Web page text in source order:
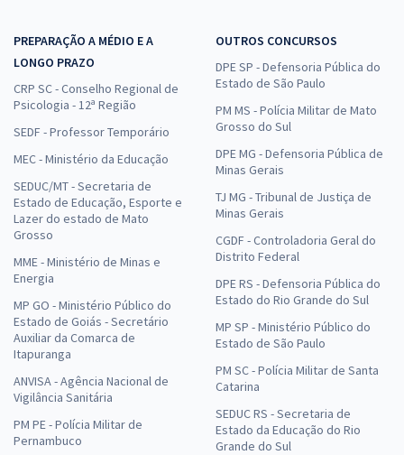
PREPARAÇÃO A MÉDIO E A
LONGO PRAZO
CRP SC - Conselho Regional de
Psicologia - 12ª Região
SEDF - Professor Temporário
MEC - Ministério da Educação
SEDUC/MT - Secretaria de
Estado de Educação, Esporte e
Lazer do estado de Mato
Grosso
MME - Ministério de Minas e
Energia
MP GO - Ministério Público do
Estado de Goiás - Secretário
Auxiliar da Comarca de
Itapuranga
ANVISA - Agência Nacional de
Vigilância Sanitária
PM PE - Polícia Militar de
Pernambuco
OUTROS CONCURSOS
DPE SP - Defensoria Pública do
Estado de São Paulo
PM MS - Polícia Militar de Mato
Grosso do Sul
DPE MG - Defensoria Pública de
Minas Gerais
TJ MG - Tribunal de Justiça de
Minas Gerais
CGDF - Controladoria Geral do
Distrito Federal
DPE RS - Defensoria Pública do
Estado do Rio Grande do Sul
MP SP - Ministério Público do
Estado de São Paulo
PM SC - Polícia Militar de Santa
Catarina
SEDUC RS - Secretaria de
Estado da Educação do Rio
Grande do Sul